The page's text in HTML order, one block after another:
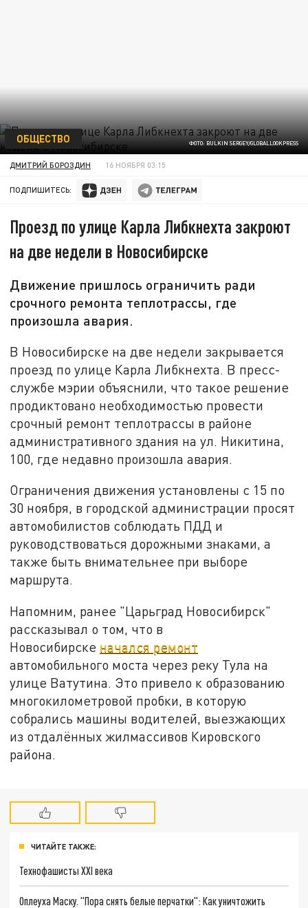
ФОТО: BULKIN SERGEY/GLOBALLOOKPRESS
ОБЩЕСТВО
ДМИТРИЙ БОРОЗДИН 16 НОЯБРЯ 03:15
ПОДПИШИТЕСЬ:
Проезд по улице Карла Либкнехта закроют
на две недели в Новосибирске
Движение пришлось ограничить ради
срочного ремонта теплотрассы, где
произошла авария.
В Новосибирске на две недели закрывается
проезд по улице Карла Либкнехта. В пресс-
службе мэрии объяснили, что такое решение
продиктовано необходимостью провести
срочный ремонт теплотрассы в районе
административного здания на ул. Никитина,
100, где недавно произошла авария.
Ограничения движения установлены с 15 по
30 ноября, в городской администрации просят
автомобилистов соблюдать ПДД и
руководствоваться дорожными знаками, а
также быть внимательнее при выборе
маршрута.
Напомним, ранее "Царьград Новосибирск"
рассказывал о том, что в
Новосибирске начался ремонт
автомобильного моста через реку Тула на
улице Ватутина. Это привело к образованию
многокилометровой пробки, в которую
собрались машины водителей, выезжающих
из отдалённых жилмассивов Кировского
района.
ЧИТАЙТЕ ТАКЖЕ:
Технофашисты XXI века
Оплеуха Маску. "Пора снять белые перчатки": Как уничтожить